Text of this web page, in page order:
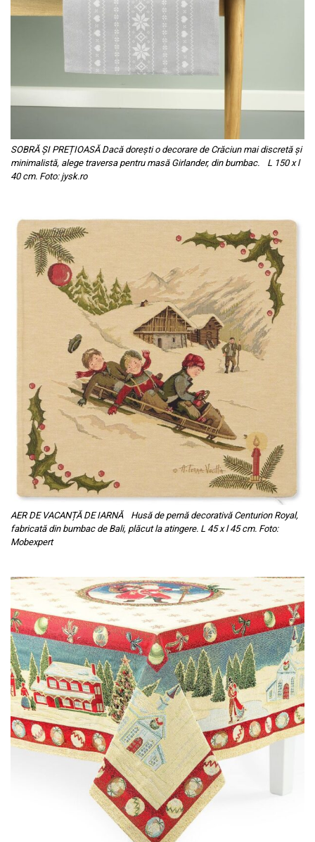
SOBRĂ ȘI PREȚIOASĂ Dacă dorești o decorare de Crăciun mai discretă și
minimalistă, alege traversa pentru masă Girlander, din bumbac. L 150 x l
40 cm. Foto: jysk.ro
AER DE VACANȚĂ DE IARNĂ Husă de pernă decorativă Centurion Royal,
fabricată din bumbac de Bali, plăcut la atingere. L 45 x l 45 cm. Foto:
Mobexpert